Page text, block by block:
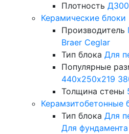
Плотность Д300
Керамические блоки
Производитель
Braer Ceglar
Тип блока Для
Популярные
440х250х219
Толщина стены
Керамзитобетонные
Тип блока Для
Для фундамента